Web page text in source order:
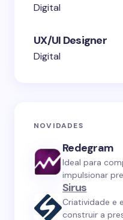
Digital
UX/UI Designer
Digital
NOVIDADES
Redegram
Ideal para
impulsionar
Sirus
Criatividade e
construir a